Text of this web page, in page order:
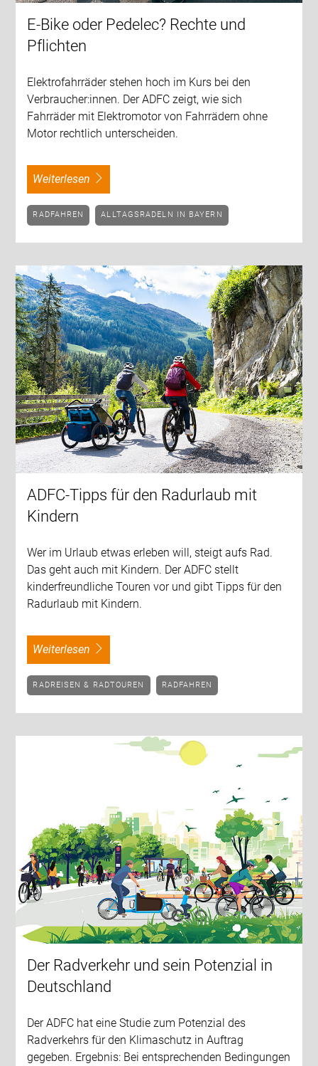
E-Bike oder Pedelec? Rechte und
Pflichten
Elektrofahrräder stehen hoch im Kurs bei den
Verbraucher:innen. Der ADFC zeigt, wie sich
Fahrräder mit Elektromotor von Fahrrädern ohne
Motor rechtlich unterscheiden.
weiterlesen
RADFAHREN ALLTAGSRADELN IN BAYERN
ADFC-Tipps für den Radurlaub mit
Kindern
Wer im Urlaub etwas erleben will, steigt aufs Rad.
Das geht auch mit Kindern. Der ADFC stellt
kinderfreundliche Touren vor und gibt Tipps für den
Radurlaub mit Kindern.
weiterlesen
RADREISEN & RADTOUREN RADFAHREN
Der Radverkehr und sein Potenzial in
Deutschland
Der ADFC hat eine Studie zum Potenzial des
Radverkehrs für den Klimaschutz in Auftrag
gegeben. Ergebnis: Bei entsprechenden Bedingungen